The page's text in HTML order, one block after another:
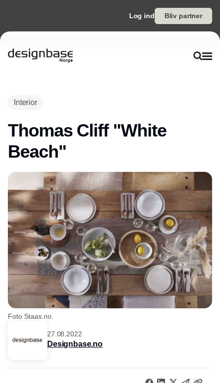
Log ind Bliv partner
Interior
Thomas Cliff "White
Beach"
Foto Staas.no.
27.08.2022
Designbase.no